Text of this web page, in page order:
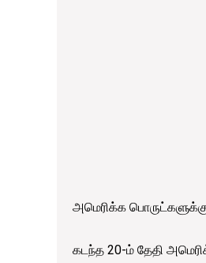
அமெரிக்க
கடந்த 20-ம் தேதி